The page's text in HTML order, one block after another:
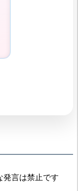
発言は禁止です